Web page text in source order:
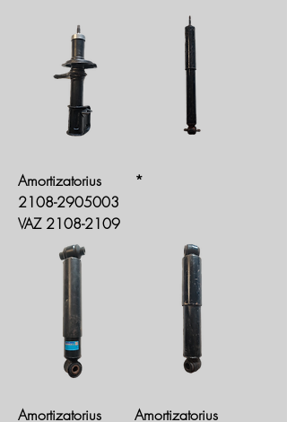
Amortizatorius
2108-2905003
VAZ 2108-2109
*
Amortizatorius Amortizatorius